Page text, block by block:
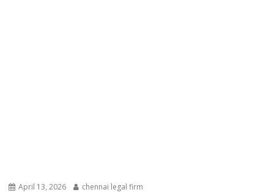
April 13, 2026 chennai legal firm